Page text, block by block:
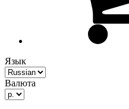
Язык
Валюта